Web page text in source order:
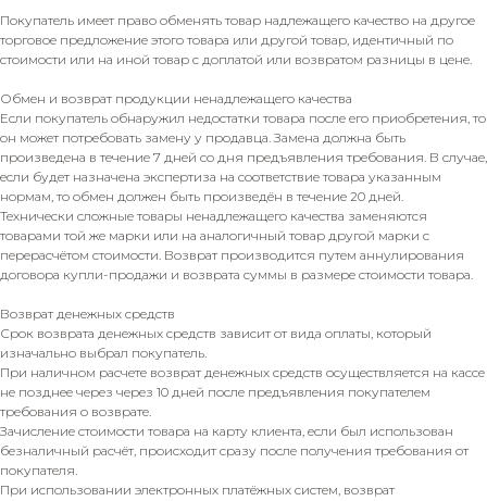
Покупатель имеет право обменять товар надлежащего качество на другое
торговое предложение этого товара или другой товар, идентичный по
стоимости или на иной товар с доплатой или возвратом разницы в цене.
Обмен и возврат продукции ненадлежащего качества
Если покупатель обнаружил недостатки товара после его приобретения, то
он может потребовать замену у продавца. Замена должна быть
произведена в течение 7 дней со дня предъявления требования. В случае,
если будет назначена экспертиза на соответствие товара указанным
нормам, то обмен должен быть произведён в течение 20 дней.
Технически сложные товары ненадлежащего качества заменяются
товарами той же марки или на аналогичный товар другой марки с
перерасчётом стоимости. Возврат производится путем аннулирования
договора купли-продажи и возврата суммы в размере стоимости товара.
Возврат денежных средств
Срок возврата денежных средств зависит от вида оплаты, который
изначально выбрал покупатель.
При наличном расчете возврат денежных средств осуществляется на кассе
не позднее через через 10 дней после предъявления покупателем
требования о возврате.
Зачисление стоимости товара на карту клиента, если был использован
безналичный расчёт, происходит сразу после получения требования от
покупателя.
При использовании электронных платёжных систем, возврат